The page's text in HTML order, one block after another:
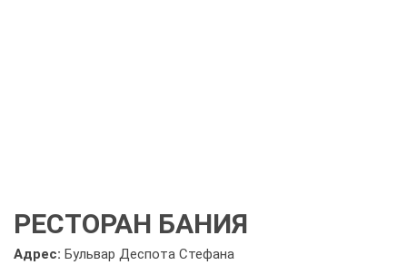
РЕСТОРАН БАНИЯ
Адрес: Бульвар Деспота Стефана